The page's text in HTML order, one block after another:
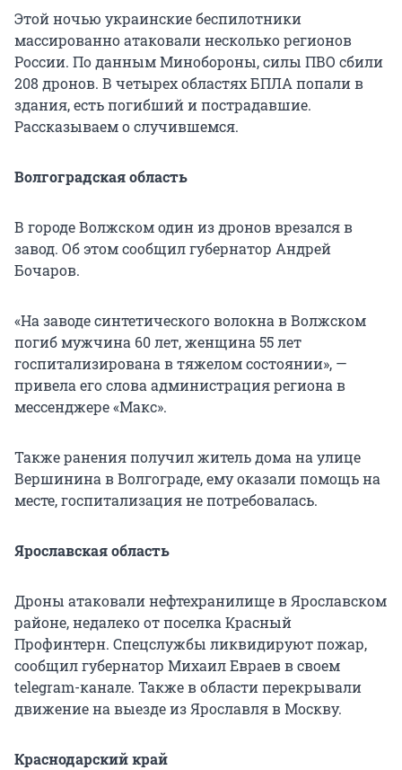
Этой ночью украинские беспилотники
массированно атаковали несколько регионов
России. По данным Минобороны, силы ПВО сбили
208 дронов. В четырех областях БПЛА попали в
здания, есть погибший и пострадавшие.
Рассказываем о случившемся.
Волгоградская область
В городе Волжском один из дронов врезался в
завод. Об этом сообщил губернатор Андрей
Бочаров.
«На заводе синтетического волокна в Волжском
погиб мужчина 60 лет, женщина 55 лет
госпитализирована в тяжелом состоянии», —
привела его слова администрация региона в
мессенджере «Макс».
Также ранения получил житель дома на улице
Вершинина в Волгограде, ему оказали помощь на
месте, госпитализация не потребовалась.
Ярославская область
Дроны атаковали нефтехранилище в Ярославском
районе, недалеко от поселка Красный
Профинтерн. Спецслужбы ликвидируют пожар,
сообщил губернатор Михаил Евраев в своем
telegram-канале. Также в области перекрывали
движение на выезде из Ярославля в Москву.
Краснодарский край